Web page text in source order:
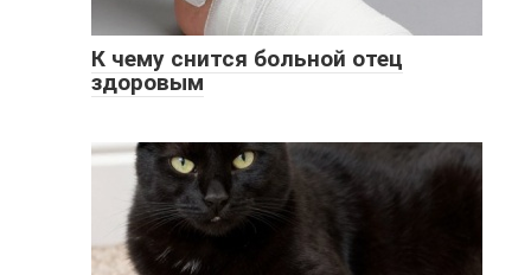
К чему снится больной отец
здоровым